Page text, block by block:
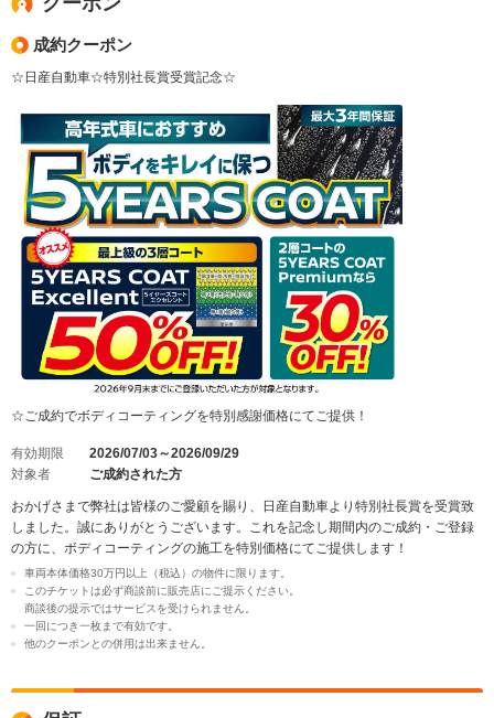
成約クーポン
☆日産自動車☆特別社長賞受賞記念☆
☆ご成約でボディコーティングを特別感謝価格にてご提供！
有効期限
2026/07/03～2026/09/29
対象者
ご成約された方
おかげさまで弊社は皆様のご愛顧を賜り、日産自動車より特別社長賞を受賞致
しました。誠にありがとうございます。これを記念し期間内のご成約・ご登録
の方に、ボディコーティングの施工を特別価格にてご提供します！
車両本体価格30万円以上（税込）の物件に限ります。
このチケットは必ず商談前に販売店にご提示ください。
商談後の提示ではサービスを受けられません。
一回につき一枚まで有効です。
他のクーポンとの併用は出来ません。